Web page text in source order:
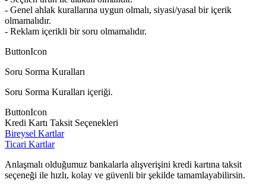
- Genel ahlak kurallarına uygun olmalı, siyasi/yasal bir içerik
olmamalıdır.
- Reklam içerikli bir soru olmamalıdır.
ButtonIcon
Soru Sorma Kuralları
Soru Sorma Kuralları içeriği.
ButtonIcon
Kredi Kartı Taksit Seçenekleri
Bireysel Kartlar
Ticari Kartlar
Anlaşmalı olduğumuz bankalarla alışverişini kredi kartına taksit
seçeneği ile hızlı, kolay ve güvenli bir şekilde tamamlayabilirsin.